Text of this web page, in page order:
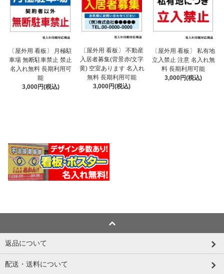
〔屋外用 看板〕 月極駐
車場 無断駐車禁止 禁止
名入れ無料 長期利用可
能
3,000円(税込)
〔屋外用 看板〕 不動産
入居者募集(背景赤/文字
黄) 空室あります 名入れ
無料 長期利用可能
3,000円(税込)
〔屋外用 看板〕 私有地
立入禁止 注意 名入れ無
料 長期利用可能
3,000円(税込)
返品について
配送・送料について